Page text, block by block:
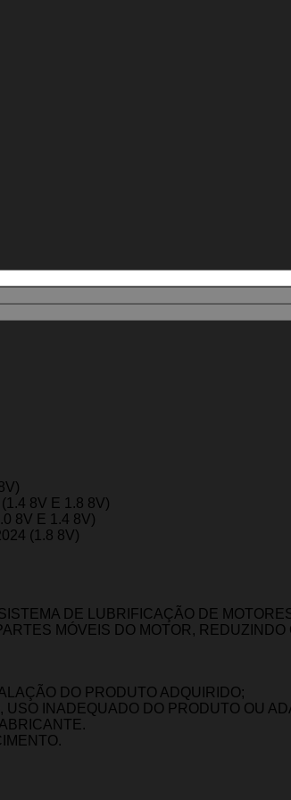
8V E 1.8 8V)
8V E 1.4 8V)
(1.8 8V)
DE LUBRIFICAÇÃO DE
MÓVEIS DO MOTOR,
DO PRODUTO ADQUIRIDO;
INADEQUADO DO PRODUTO OU